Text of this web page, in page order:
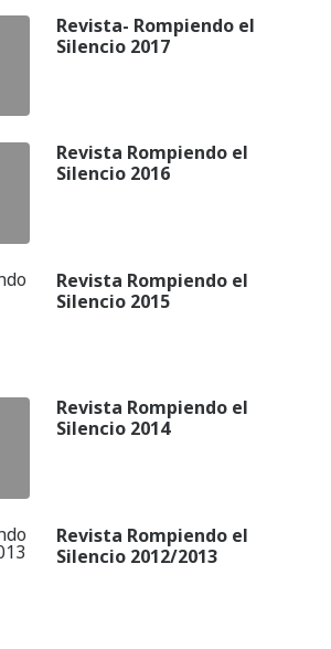
Revista- Rompiendo el
Silencio 2017
Revista Rompiendo el
Silencio 2016
Revista Rompiendo el
Silencio 2015
Revista Rompiendo el
Silencio 2014
Revista Rompiendo el
Silencio 2012/2013